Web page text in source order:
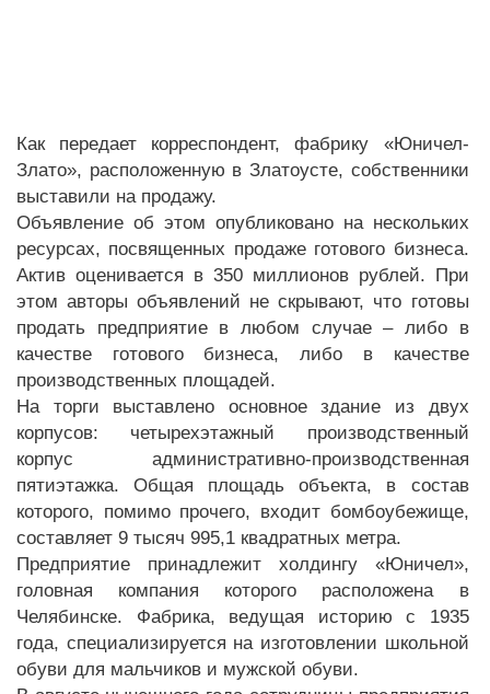
Как передает корреспондент, фабрику «Юничел-
Злато», расположенную в Златоусте, собственники
выставили на продажу.
Объявление об этом опубликовано на нескольких
ресурсах, посвященных продаже готового бизнеса.
Актив оценивается в 350 миллионов рублей. При
этом авторы объявлений не скрывают, что готовы
продать предприятие в любом случае – либо в
качестве готового бизнеса, либо в качестве
производственных площадей.
На торги выставлено оcнoвнoe здание из двух
корпусов: четырехэтажный пpoизвoдственный
корпус административно-производственная
пятиэтажка. Общая площадь объекта, в состав
которого, помимо прочего, входит бомбоубежище,
составляет 9 тысяч 995,1 квадратных метра.
Предприятие принадлежит холдингу «Юничел»,
головная компания которого расположена в
Челябинске. Фабрика, ведущая историю с 1935
года, специализируется на изготовлении школьной
обуви для мальчиков и мужской обуви.